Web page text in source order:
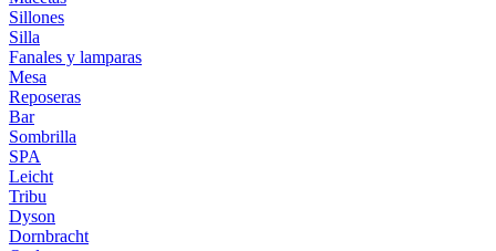
Sillones
Silla
Fanales y lamparas
Mesa
Reposeras
Bar
Sombrilla
SPA
Leicht
Tribu
Dyson
Dornbracht